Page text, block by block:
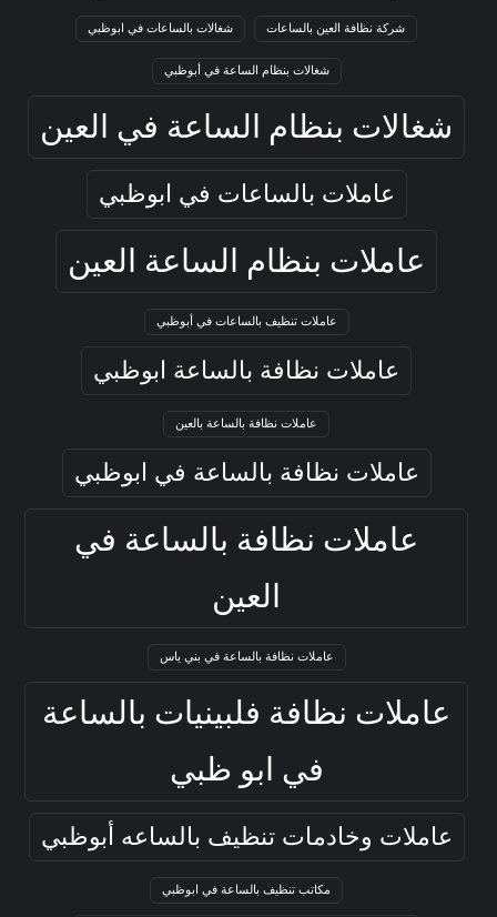
شركة نظافة العين بالساعات شغالات بالساعات في ابوظبي
شغالات بنظام الساعة في أبوظبي
شغالات بنظام الساعة في العين
عاملات بالساعات في ابوظبي
عاملات بنظام الساعة العين
عاملات تنظيف بالساعات في أبوظبي
عاملات نظافة بالساعة ابوظبي
عاملات نظافة بالساعة بالعين
عاملات نظافة بالساعة في ابوظبي
عاملات نظافة بالساعة في
العين
عاملات نظافة بالساعة في بني ياس
عاملات نظافة فلبينيات بالساعة
في ابو ظبي
عاملات وخادمات تنظيف بالساعه أبوظبي
مكاتب تنظيف بالساعة في ابوظبي